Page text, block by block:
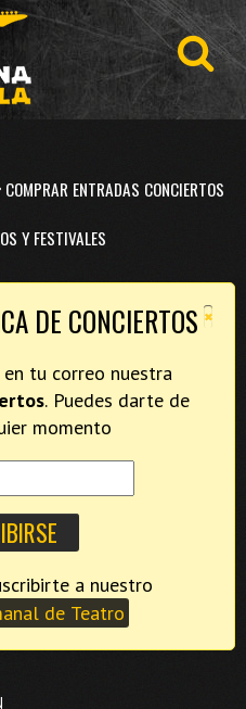
COMPRAR ENTRADAS CONCIERTOS
Y FESTIVALES
×
DE CONCIERTOS
tu correo nuestra
. Puedes darte de
momento
de Teatro